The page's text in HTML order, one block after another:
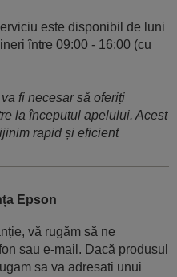
este disponibil de luni
între 09:00 - 16:00 (cu
fi necesar să oferiți
la începutul apelului. Acest
rapid și eficient
Epson
vă rugăm să ne
sau e-mail. Dacă produsul
sa va adresati unui